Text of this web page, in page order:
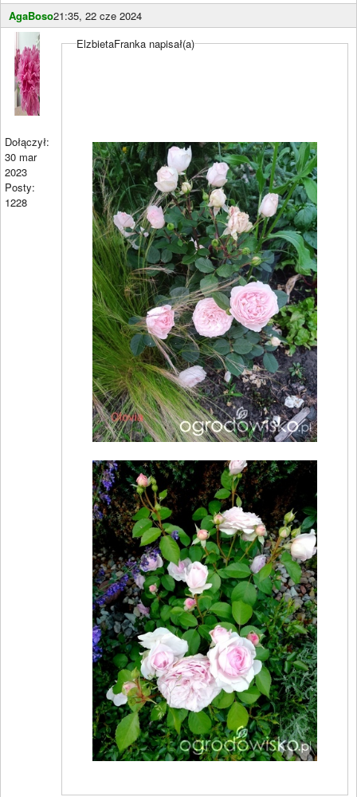
AgaBoso21:35, 22 cze 2024
Dołączył:
30 mar
2023
Posty:
1228
ElzbietaFranka napisał(a)